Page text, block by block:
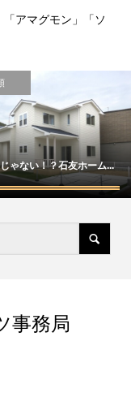
アマグモン」「ソ
ゃない！？石友ホーム...
事務局